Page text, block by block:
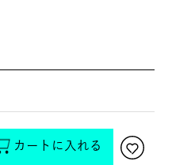
カートに入れる